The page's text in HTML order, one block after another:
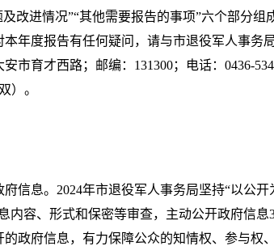
改进情况”“其他需要报告的事项”六个部分组
本年度报告有任何疑问，请与市退役军人事务
市育才西路；邮编：131300；电话：0436-
）。
息。2024年市退役军人事务局坚持“以公开
内容、形式和保密等审查，主动公开政府信息
政府信息，有力保障公众的知情权、参与权、